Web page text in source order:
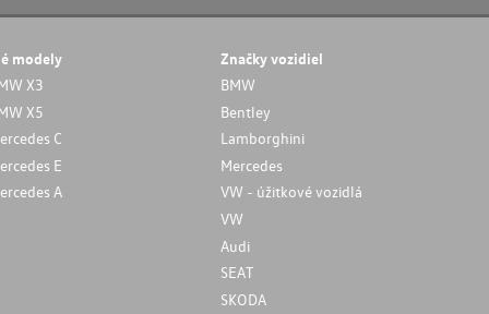
modely
X3
X5
C
E
A
Značky vozidiel
BMW
Bentley
Lamborghini
Mercedes
VW - úžitkové vozidlá
VW
Audi
SEAT
SKODA